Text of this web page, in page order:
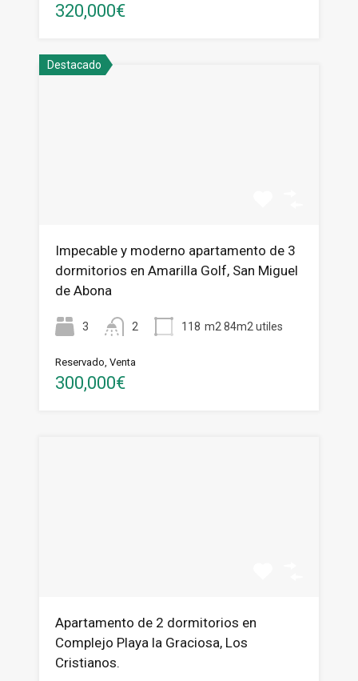
320,000€
Destacado
Impecable y moderno apartamento de 3
dormitorios en Amarilla Golf, San Miguel
de Abona
3 2 118 m2 84m2 utiles
Reservado, Venta
300,000€
Apartamento de 2 dormitorios en
Complejo Playa la Graciosa, Los
Cristianos.